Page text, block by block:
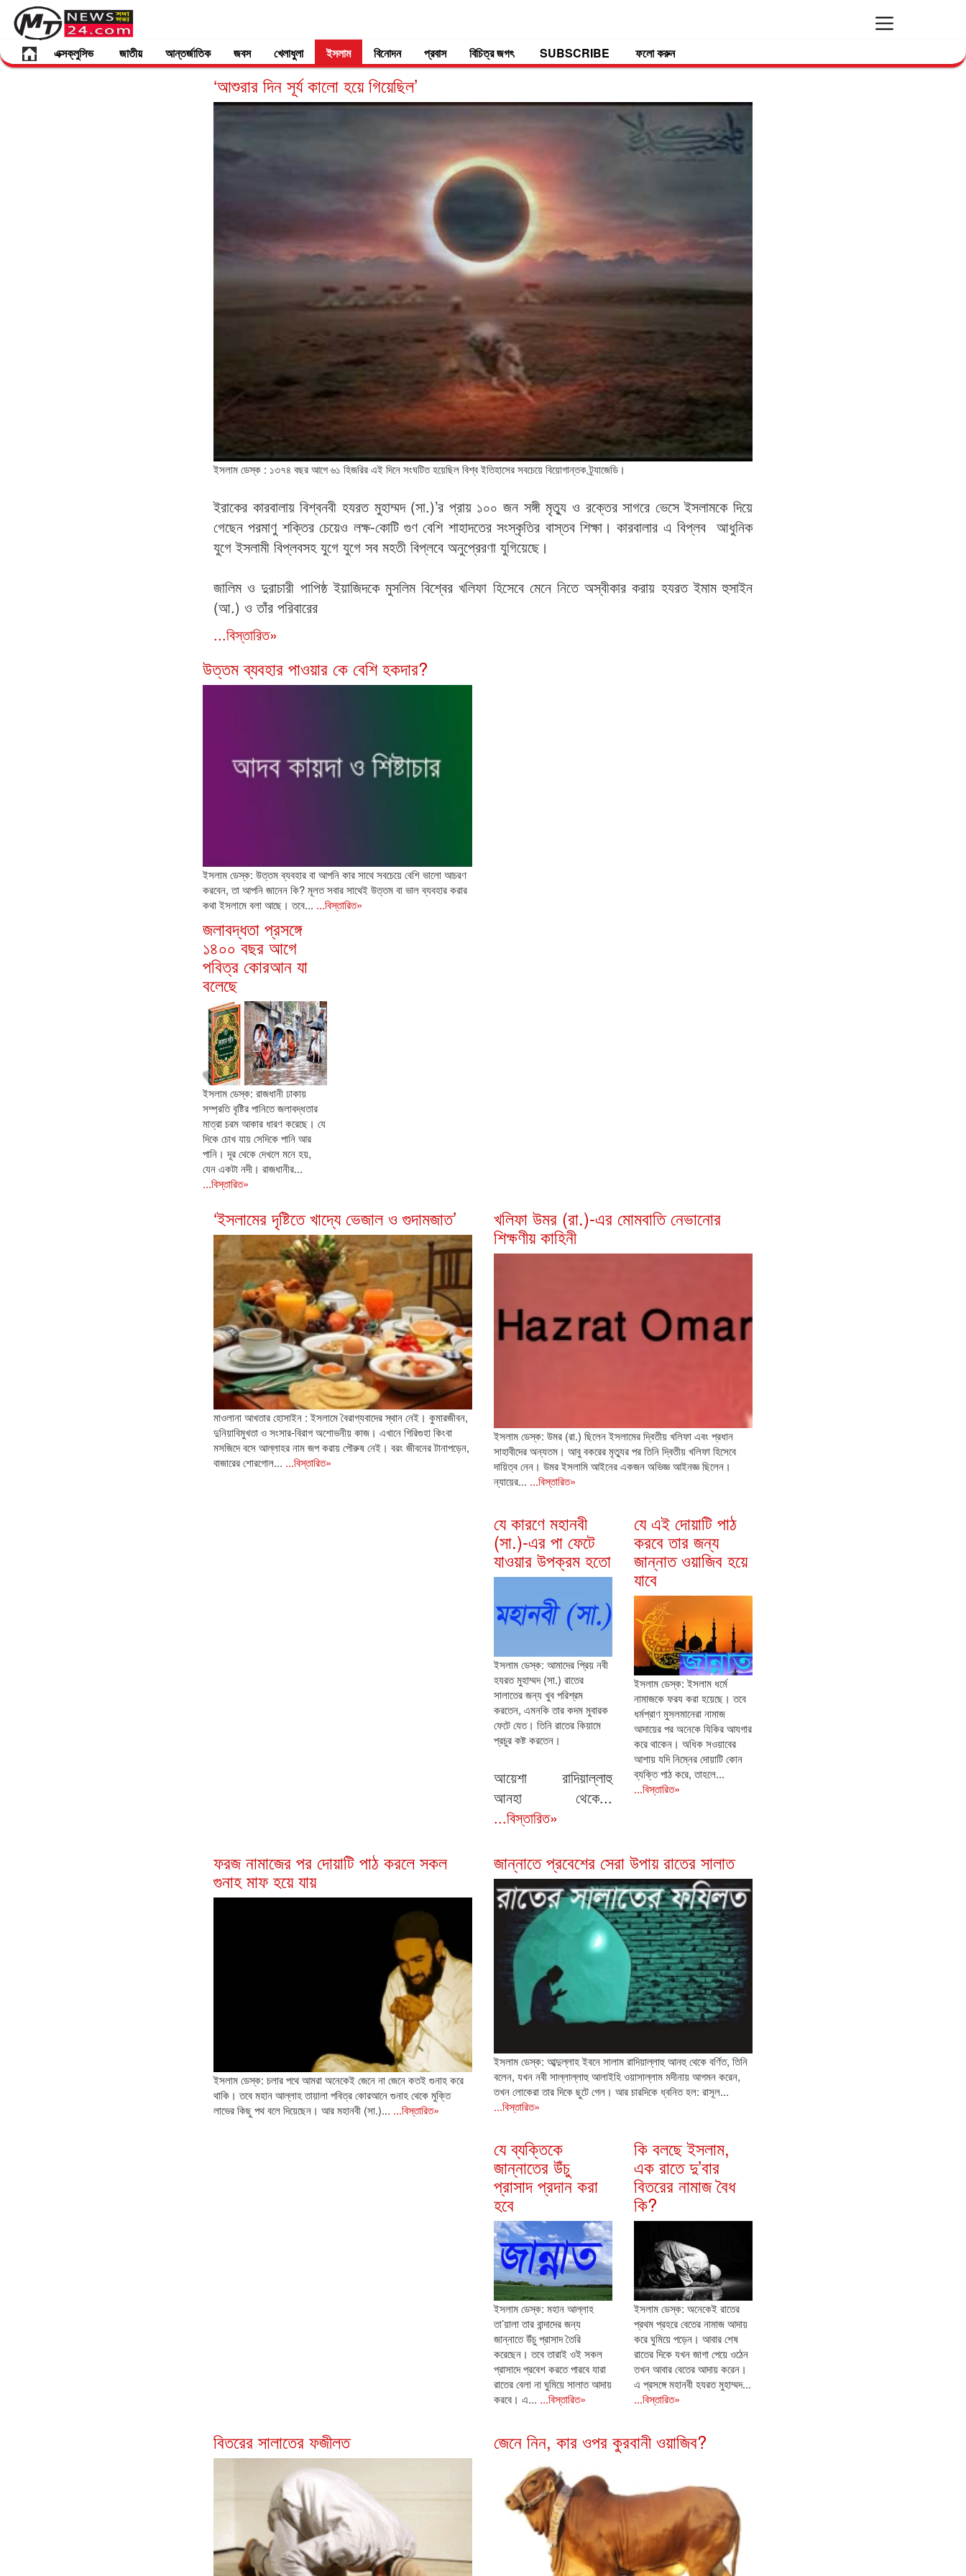
এক্সক্লুসিভ জাতীয় আন্তর্জাতিক জবস খেলাধুলা ইসলাম বিনোদন প্রবাস বিচিত্র জগৎ SUBSCRIBE ফলো করুন
‘আশুরার দিন সূর্য কালো হয়ে গিয়েছিল’
ইসলাম ডেস্ক : ১৩৭৪ বছর আগে ৬১ হিজরির এই দিনে সংঘটিত হয়েছিল বিশ্ব ইতিহাসের সবচেয়ে বিয়োগান্তক ট্র্যাজেডি।
ইরাকের কারবালায় বিশ্বনবী হযরত মুহাম্মদ (সা.)’র প্রায় ১০০ জন সঙ্গী মৃত্যু ও রক্তের সাগরে ভেসে ইসলামকে দিয়ে
গেছেন পরমাণু শক্তির চেয়েও লক্ষ-কোটি গুণ বেশি শাহাদতের সংস্কৃতির বাস্তব শিক্ষা। কারবালার এ বিপ্লব আধুনিক
যুগে ইসলামী বিপ্লবসহ যুগে যুগে সব মহতী বিপ্লবে অনুপ্রেরণা যুগিয়েছে।
জালিম ও দুরাচারী পাপিষ্ঠ ইয়াজিদকে মুসলিম বিশ্বের খলিফা হিসেবে মেনে নিতে অস্বীকার করায় হযরত ইমাম হুসাইন
(আ.) ও তাঁর পরিবারের
...বিস্তারিত»
উত্তম ব্যবহার পাওয়ার কে বেশি হকদার?
ইসলাম ডেস্ক: উত্তম ব্যবহার বা আপনি কার সাথে সবচেয়ে বেশি ভালো আচরণ
করবেন, তা আপনি জানেন কি? মূলত সবার সাথেই উত্তম বা ভাল ব্যবহার করার
কথা ইসলামে বলা আছে। তবে... ...বিস্তারিত»
জলাবদ্ধতা প্রসঙ্গে
১৪০০ বছর আগে
পবিত্র কোরআন যা
বলেছে
ইসলাম ডেস্ক: রাজধানী ঢাকায়
সম্প্রতি বৃষ্টির পানিতে জলাবদ্ধতার
মাত্রা চরম আকার ধারণ করেছে। যে
দিকে চোখ যায় সেদিকে পানি আর
পানি। দূর থেকে দেখলে মনে হয়,
যেন একটা নদী। রাজধানীর...
...বিস্তারিত»
‘ইসলামের দৃষ্টিতে খাদ্যে ভেজাল ও গুদামজাত’
মাওলানা আখতার হোসাইন : ইসলামে বৈরাগ্যবাদের স্থান নেই। কুমারজীবন,
দুনিয়াবিমুখতা ও সংসার-বিরাগ অশোভনীয় কাজ। এখানে গিরিগুহা কিংবা
মসজিদে বসে আল্লাহর নাম জপ করায় পৌরুষ নেই। বরং জীবনের টানাপড়েন,
বাজারের শোরগোল... ...বিস্তারিত»
খলিফা উমর (রা.)-এর মোমবাতি নেভানোর
শিক্ষণীয় কাহিনী
ইসলাম ডেস্ক: উমর (রা.) ছিলেন ইসলামের দ্বিতীয় খলিফা এবং প্রধান
সাহাবীদের অন্যতম। আবু বকরের মৃত্যুর পর তিনি দ্বিতীয় খলিফা হিসেবে
দায়িত্ব নেন। উমর ইসলামি আইনের একজন অভিজ্ঞ আইনজ্ঞ ছিলেন।
ন্যায়ের... ...বিস্তারিত»
যে কারণে মহানবী
(সা.)-এর পা ফেটে
যাওয়ার উপক্রম হতো
ইসলাম ডেস্ক: আমাদের প্রিয় নবী
হযরত মুহাম্মদ (সা.) রাতের
সালাতের জন্য খুব পরিশ্রম
করতেন, এমনকি তার কদম মুবারক
ফেটে যেত। তিনি রাতের কিয়ামে
প্রচুর কষ্ট করতেন।
আয়েশা রাদিয়াল্লাহু
আনহা থেকে...
...বিস্তারিত»
যে এই দোয়াটি পাঠ
করবে তার জন্য
জান্নাত ওয়াজিব হয়ে
যাবে
ইসলাম ডেস্ক: ইসলাম ধর্মে
নামাজকে ফরয করা হয়েছে। তবে
ধর্মপ্রাণ মুসলমানেরা নামাজ
আদায়ের পর অনেকে যিকির আযগার
করে থাকেন। অধিক সওয়াবের
আশায় যদি নিম্নের দোয়াটি কোন
ব্যক্তি পাঠ করে, তাহলে...
...বিস্তারিত»
ফরজ নামাজের পর দোয়াটি পাঠ করলে সকল
গুনাহ মাফ হয়ে যায়
ইসলাম ডেস্ক: চলার পথে আমরা অনেকেই জেনে না জেনে কতই গুনাহ করে
থাকি। তবে মহান আল্লাহ তায়ালা পবিত্র কোরআনে গুনাহ থেকে মুক্তি
লাভের কিছু পথ বলে দিয়েছেন। আর মহানবী (সা.)... ...বিস্তারিত»
জান্নাতে প্রবেশের সেরা উপায় রাতের সালাত
ইসলাম ডেস্ক: আব্দুল্লাহ ইবনে সালাম রাদিয়াল্লাহু আনহু থেকে বর্ণিত, তিনি
বলেন, যখন নবী সাল্লাল্লাহু আলাইহি ওয়াসাল্লাম মদীনায় আগমন করেন,
তখন লোকেরা তার দিকে ছুটে গেল। আর চারদিকে ধ্বনিত হল: রাসূল...
...বিস্তারিত»
যে ব্যক্তিকে
জান্নাতের উঁচু
প্রাসাদ প্রদান করা
হবে
ইসলাম ডেস্ক: মহান আল্লাহ
তা’য়ালা তার বান্দাদের জন্য
জান্নাতে উঁচু প্রাসাদ তৈরি
করেছেন। তবে তারাই ওই সকল
প্রাসাদে প্রবেশ করতে পারবে যারা
রাতের বেলা না ঘুমিয়ে সালাত আদায়
করবে। এ... ...বিস্তারিত»
কি বলছে ইসলাম,
এক রাতে দু’বার
বিতরের নামাজ বৈধ
কি?
ইসলাম ডেস্ক: অনেকেই রাতের
প্রথম প্রহরে বেতের নামাজ আদায়
করে ঘুমিয়ে পড়েন। আবার শেষ
রাতের দিকে যখন জাগা পেয়ে ওঠেন
তখন আবার বেতের আদায় করেন।
এ প্রসঙ্গে মহানবী হযরত মুহাম্মদ...
...বিস্তারিত»
বিতরের সালাতের ফজীলত জেনে নিন, কার ওপর কুরবানী ওয়াজিব?